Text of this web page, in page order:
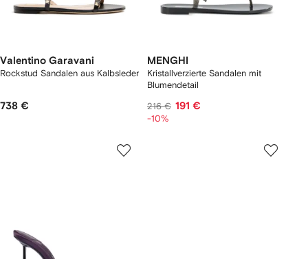
Valentino Garavani
Rockstud Sandalen aus Kalbsleder
738 €
MENGHI
Kristallverzierte Sandalen mit
Blumendetail
216 € 191 €
-10%